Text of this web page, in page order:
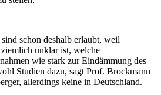
schon deshalb erlaubt, weil
unklar ist, welche
wie stark zur Eindämmung des
Studien dazu, sagt Prof. Brockmann
allerdings keine in Deutschland.